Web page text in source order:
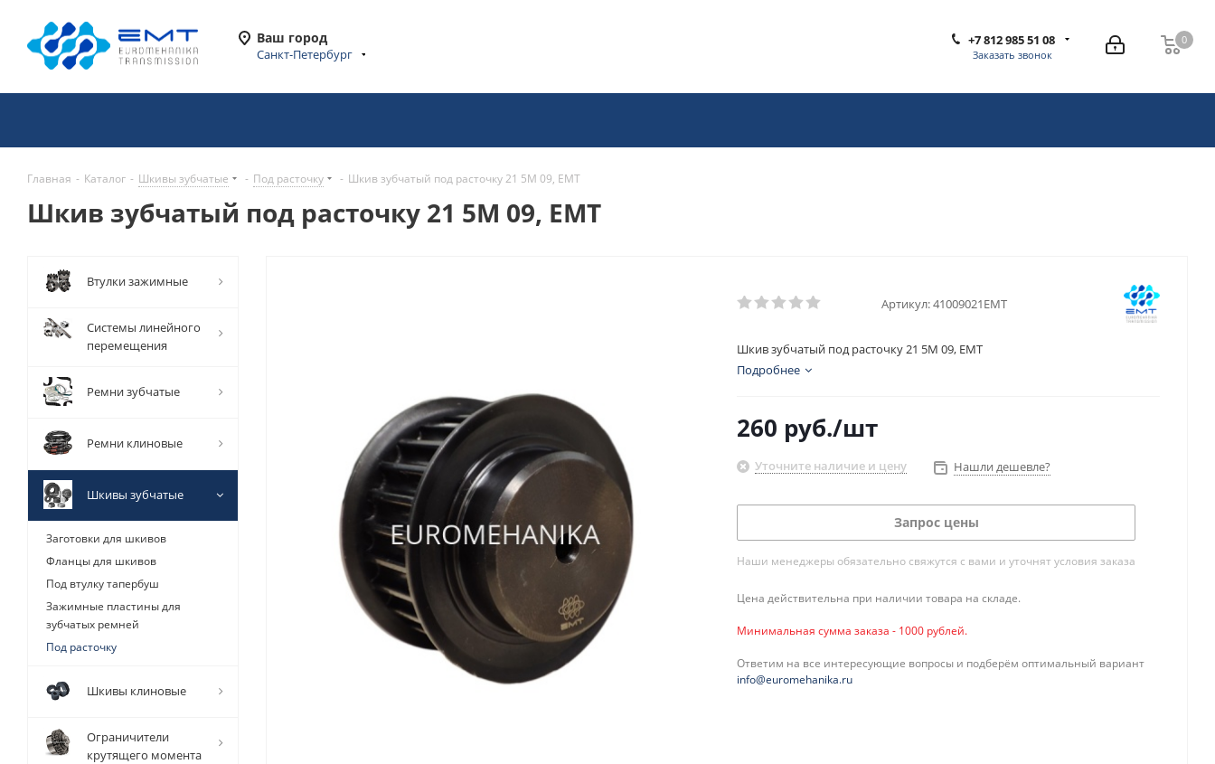
Ваш город
Санкт-Петербург
0
0
+7 812 985 51 08
Заказать звонок
Главная - Каталог - Шкивы зубчатые - Под расточку - Шкив зубчатый под расточку 21 5M 09, EMT
Шкив зубчатый под расточку 21 5M 09, EMT
Артикул:41009021EMT
Шкив зубчатый под расточку 21 5M 09, EMT
Подробнее
260 руб./шт
Уточните наличие и цену Нашли дешевле?
Запрос цены
Наши менеджеры обязательно свяжутся с вами и уточнят условия заказа
Цена действительна при наличии товара на складе.
Минимальная сумма заказа - 1000 рублей.
Ответим на все интересующие вопросы и подберём оптимальный вариант
info@euromehanika.ru
Втулки зажимные
Системы линейного
перемещения
Ремни зубчатые
Ремни клиновые
Шкивы зубчатые
Заготовки для шкивов
Фланцы для шкивов
Под втулку тапербуш
Зажимные пластины для
зубчатых ремней
Под расточку
Шкивы клиновые
Ограничители
крутящего момента